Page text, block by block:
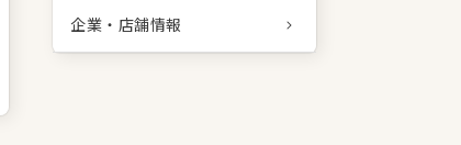
企業・店舗情報